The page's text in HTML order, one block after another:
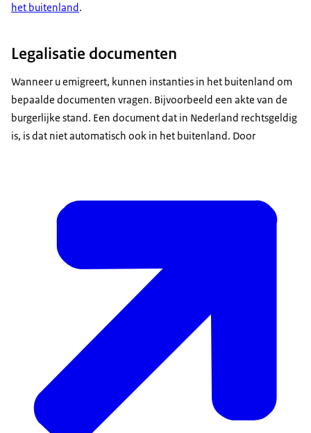
het buitenland.
Legalisatie documenten
Wanneer u emigreert, kunnen instanties in het buitenland om
bepaalde documenten vragen. Bijvoorbeeld een akte van de
burgerlijke stand. Een document dat in Nederland rechtsgeldig
is, is dat niet automatisch ook in het buitenland. Door